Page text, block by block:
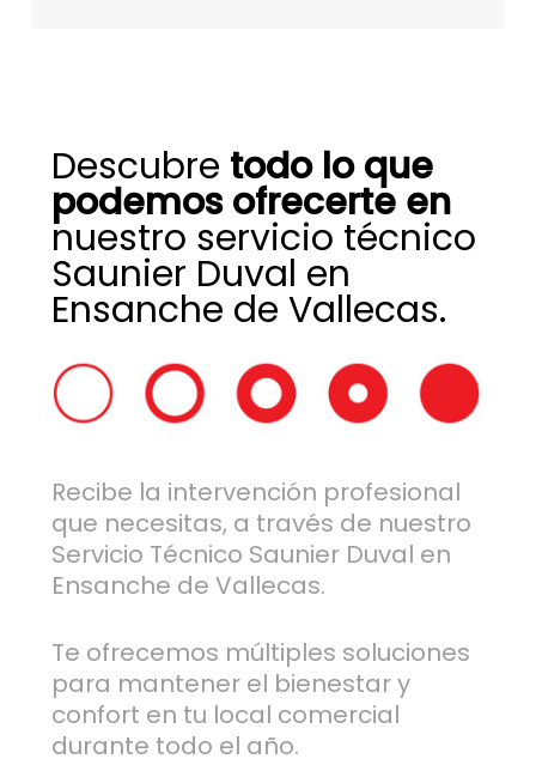
Descubre todo lo que
podemos ofrecerte en
nuestro servicio técnico
Saunier Duval en
Ensanche de Vallecas.
Recibe la intervención profesional
que necesitas, a través de nuestro
Servicio Técnico Saunier Duval en
Ensanche de Vallecas.
Te ofrecemos múltiples soluciones
para mantener el bienestar y
confort en tu local comercial
durante todo el año.